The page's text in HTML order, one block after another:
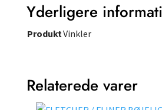
Yderligere
ProduktVinkler
Relaterede varer